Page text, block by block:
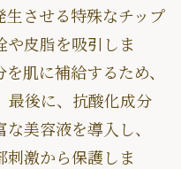
させる特殊なチップ
や皮脂を吸引しま
肌に補給するため、
最後に、抗酸化成分
美容液を導入し、
激から保護しま